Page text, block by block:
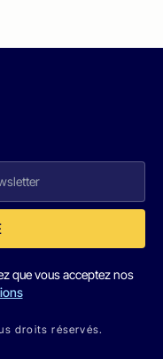
que vous acceptez nos
droits réservés.